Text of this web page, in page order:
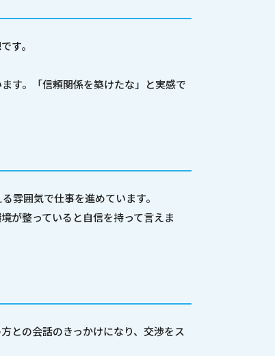
す。
す。「信頼関係を築けたな」と実感で
雰囲気で仕事を進めています。
が整っていると自信を持って言えま
との会話のきっかけになり、交渉をス